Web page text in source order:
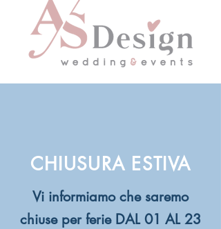
CHIUSURA ESTIVA
Vi informiamo che saremo
chiuse per ferie DAL 01 AL 23